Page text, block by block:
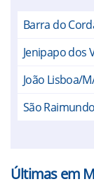
Barra do
Jenipapo dos
João Lisboa/
São
Últimas em